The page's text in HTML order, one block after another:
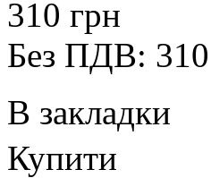
310 грн
Без ПДВ:
В закладки
Купити